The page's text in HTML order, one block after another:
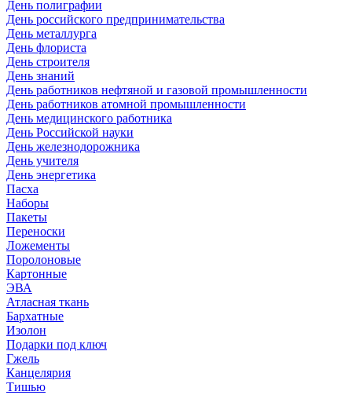
День полиграфии
День российского предпринимательства
День металлурга
День флориста
День строителя
День знаний
День работников нефтяной и газовой промышленности
День работников атомной промышленности
День медицинского работника
День Российской науки
День железнодорожника
День учителя
День энергетика
Пасха
Наборы
Пакеты
Переноски
Ложементы
Поролоновые
Картонные
ЭВА
Атласная ткань
Бархатные
Изолон
Подарки под ключ
Гжель
Канцелярия
Тишью